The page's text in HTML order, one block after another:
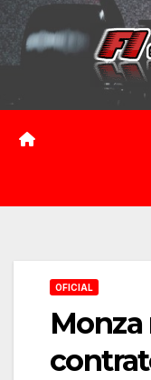
Saltar
contenido
OFICIAL
Monza